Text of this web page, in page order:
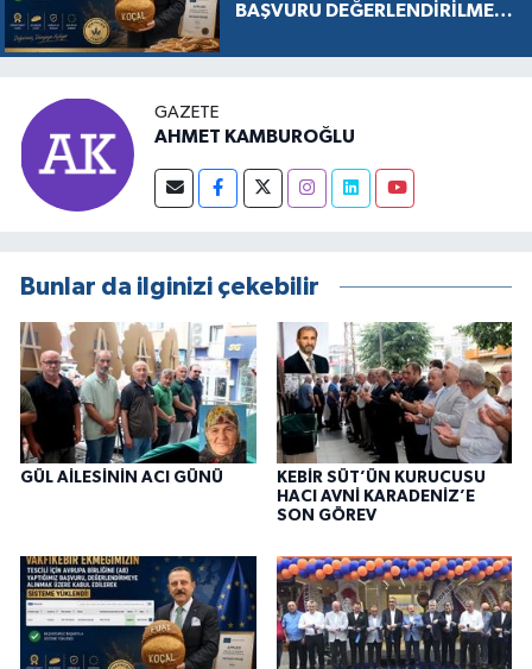
BAŞVURU DEĞERLENDİRİLMEK
RESMEN BAŞLADI
GAZETE
AHMET KAMBUROĞLU
Bunlar da ilginizi çekebilir
GÜL AİLESİNİN ACI GÜNÜ
KEBİR SÜT’ÜN KURUCUSU
HACI AVNİ KARADENİZ’E
SON GÖREV